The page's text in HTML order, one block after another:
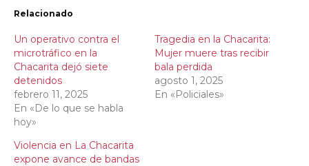
Relacionado
Un operativo contra el
microtráfico en la
Chacarita dejó siete
detenidos
febrero 11, 2025
En «De lo que se habla
hoy»
Tragedia en la Chacarita:
Mujer muere tras recibir
bala perdida
agosto 1, 2025
En «Policiales»
Violencia en La Chacarita
expone avance de bandas